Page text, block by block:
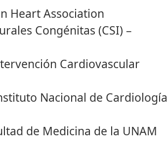
Heart Association
Congénitas (CSI) –
Cardiovascular
Nacional de Cardiología
de Medicina de la UNAM